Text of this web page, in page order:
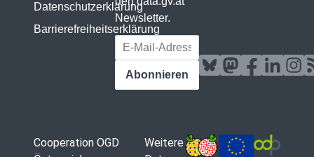
Datenschutzerklärung
Barrierefreiheitserklärung
Newsletter.
E-Mail-Adresse
Abonnieren
Cooperation OGD
Weitere